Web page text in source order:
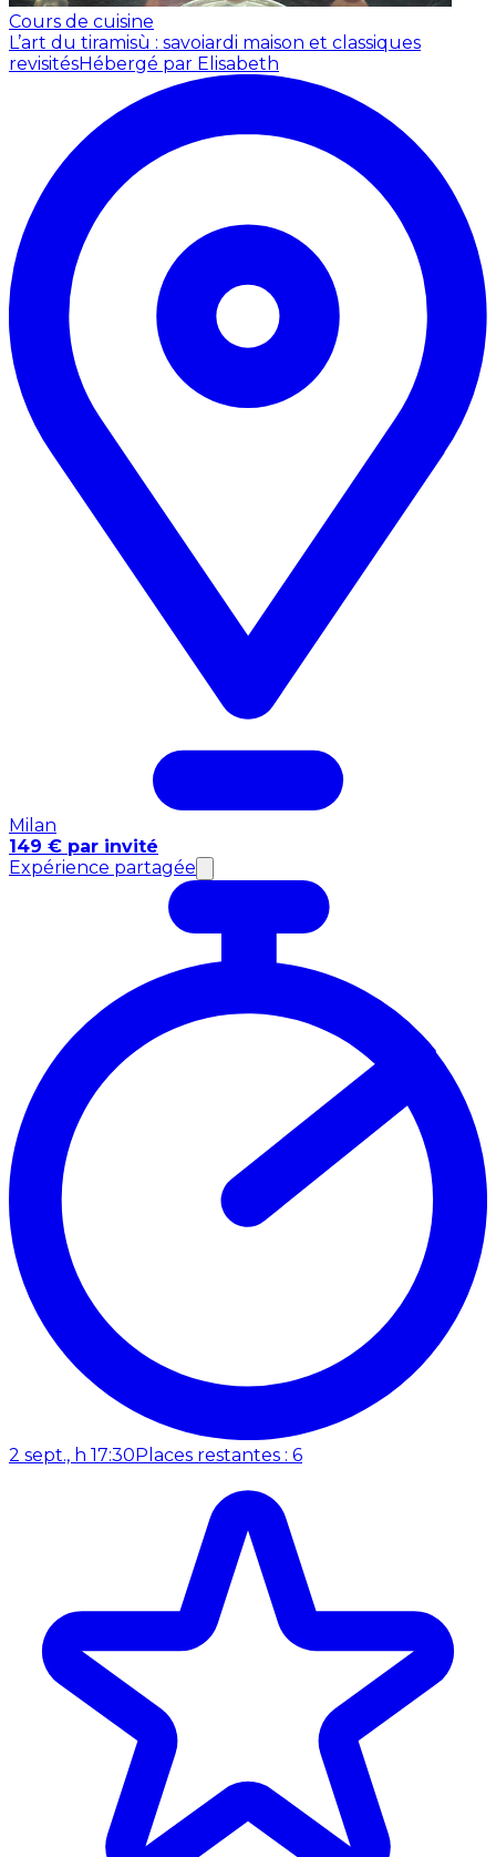
Cours de cuisine
L’art du tiramisù : savoiardi maison et classiques
revisitésHébergé par Elisabeth
Milan
149 € par invité
Expérience partagée
2 sept., h 17:30Places restantes : 6